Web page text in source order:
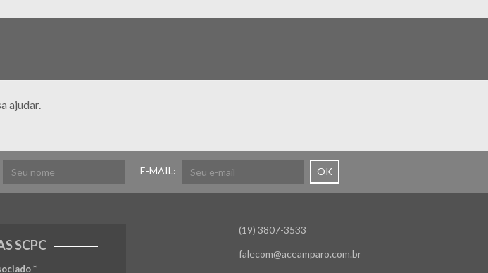
ajudar.
E-MAIL: OK
SCPC
*
(19) 3807-3533
falecom@aceamparo.com.br